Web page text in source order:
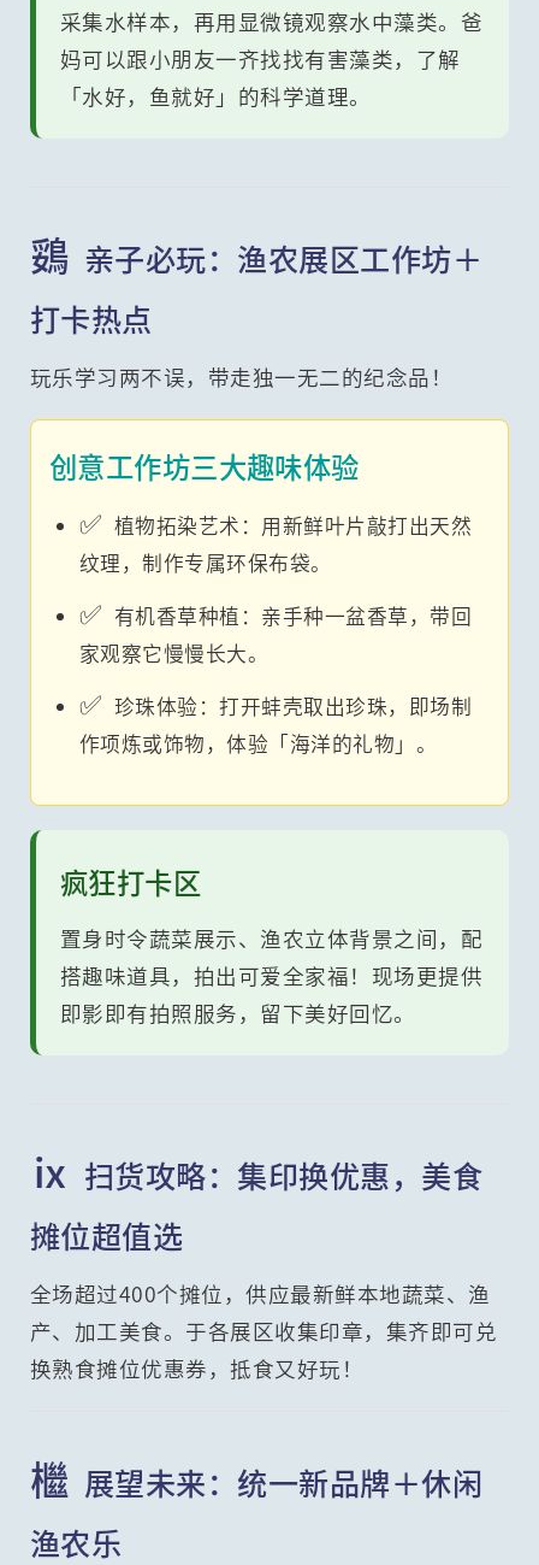
采集水样本，再用显微镜观察水中藻类。爸
妈可以跟小朋友一齐找找有害藻类，了解
「水好，鱼就好」的科学道理。
鵎 亲子必玩：渔农展区工作坊＋
打卡热点
玩乐学习两不误，带走独一无二的纪念品！
创意工作坊三大趣味体验
✅ 植物拓染艺术：用新鲜叶片敲打出天然
纹理，制作专属环保布袋。
✅ 有机香草种植：亲手种一盆香草，带回
家观察它慢慢长大。
✅ 珍珠体验：打开蚌壳取出珍珠，即场制
作项炼或饰物，体验「海洋的礼物」。
疯狂打卡区
置身时令蔬菜展示、渔农立体背景之间，配
搭趣味道具，拍出可爱全家福！现场更提供
即影即有拍照服务，留下美好回忆。
ⅸ️ 扫货攻略：集印换优惠，美食
摊位超值选
全场超过400个摊位，供应最新鲜本地蔬菜、渔
产、加工美食。于各展区收集印章，集齐即可兑
换熟食摊位优惠券，抵食又好玩！
檵 展望未来：统一新品牌＋休闲
渔农乐